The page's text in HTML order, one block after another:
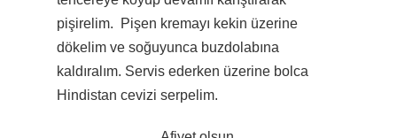
pişirelim. Pişen kremayı kekin üzerine
dökelim ve soğuyunca buzdolabına
kaldıralım. Servis ederken üzerine bolca
Hindistan cevizi serpelim.